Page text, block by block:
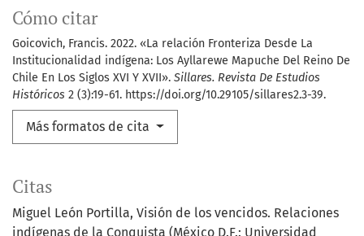
Cómo citar
Goicovich, Francis. 2022. «La relación Fronteriza Desde La
Institucionalidad indígena: Los Ayllarewe Mapuche Del Reino De
Chile En Los Siglos XVI Y XVII». Sillares. Revista De Estudios
Históricos 2 (3):19-61. https://doi.org/10.29105/sillares2.3-39.
Más formatos de cita
Citas
Miguel León Portilla, Visión de los vencidos. Relaciones
indígenas de la Conquista (México D.F.: Universidad